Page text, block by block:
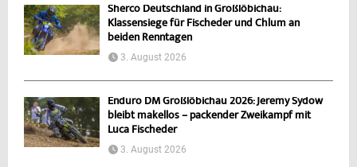
Sherco Deutschland in Großlöbichau:
Klassensiege für Fischeder und Chlum an
beiden Renntagen
3. August 2026
Enduro DM Großlöbichau 2026: Jeremy Sydow
bleibt makellos – packender Zweikampf mit
Luca Fischeder
3. August 2026